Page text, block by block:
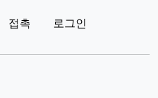
접촉 로그인